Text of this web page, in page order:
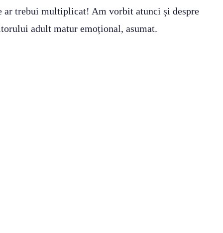
ar trebui multiplicat! Am vorbit atunci și despre
adult matur emoțional, asumat.